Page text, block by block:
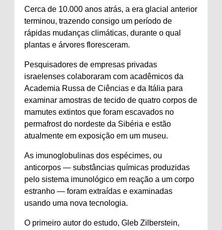
Cerca de 10.000 anos atrás, a era glacial anterior
terminou, trazendo consigo um período de
rápidas mudanças climáticas, durante o qual
plantas e árvores floresceram.
Pesquisadores de empresas privadas
israelenses colaboraram com acadêmicos da
Academia Russa de Ciências e da Itália para
examinar amostras de tecido de quatro corpos de
mamutes extintos que foram escavados no
permafrost do nordeste da Sibéria e estão
atualmente em exposição em um museu.
As imunoglobulinas dos espécimes, ou
anticorpos — substâncias químicas produzidas
pelo sistema imunológico em reação a um corpo
estranho — foram extraídas e examinadas
usando uma nova tecnologia.
O primeiro autor do estudo, Gleb Zilberstein,